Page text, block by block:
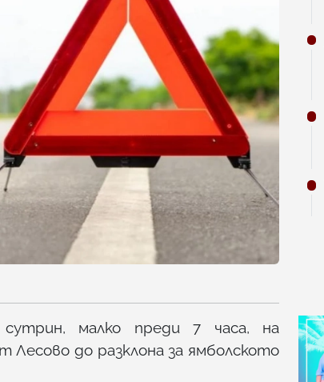
малко преди 7 часа, на
Лесово до разклона за ямболското